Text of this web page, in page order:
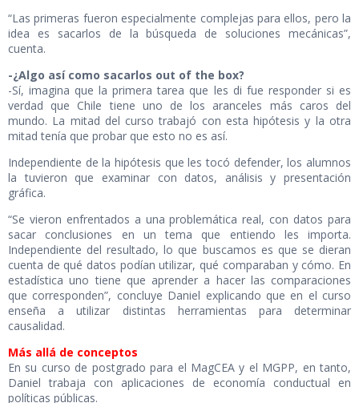
“Las primeras fueron especialmente complejas para ellos, pero la
idea es sacarlos de la búsqueda de soluciones mecánicas”,
cuenta.
-¿Algo así como sacarlos out of the box?
-Sí, imagina que la primera tarea que les di fue responder si es
verdad que Chile tiene uno de los aranceles más caros del
mundo. La mitad del curso trabajó con esta hipótesis y la otra
mitad tenía que probar que esto no es así.
Independiente de la hipótesis que les tocó defender, los alumnos
la tuvieron que examinar con datos, análisis y presentación
gráfica.
“Se vieron enfrentados a una problemática real, con datos para
sacar conclusiones en un tema que entiendo les importa.
Independiente del resultado, lo que buscamos es que se dieran
cuenta de qué datos podían utilizar, qué comparaban y cómo. En
estadística uno tiene que aprender a hacer las comparaciones
que corresponden”, concluye Daniel explicando que en el curso
enseña a utilizar distintas herramientas para determinar
causalidad.
Más allá de conceptos
En su curso de postgrado para el MagCEA y el MGPP, en tanto,
Daniel trabaja con aplicaciones de economía conductual en
políticas públicas.